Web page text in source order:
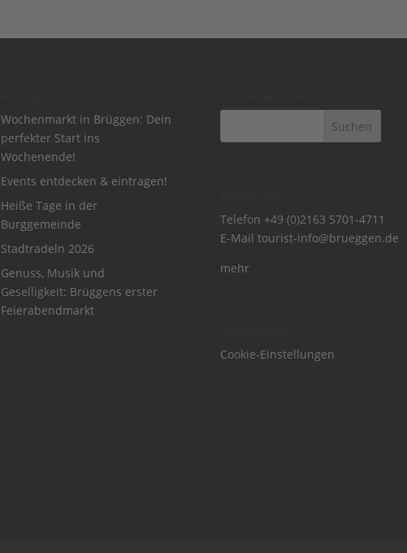
Wochenmarkt in Brüggen: Dein
perfekter Start ins
Wochenende!
Events entdecken & eintragen!
Heiße Tage in der
Burggemeinde
Stadtradeln 2026
Genuss, Musik und
Geselligkeit: Brüggens erster
Feierabendmarkt
Telefon +49 (0)2163 5701-4711
E-Mail tourist-info@brueggen.de
mehr
Cookie-Einstellungen